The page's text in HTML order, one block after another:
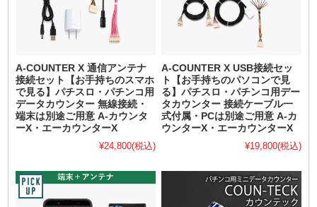
A-COUNTER X 通信アンテナ
接続セット【お手持ちのスマホ
で見る】パチスロ・パチンコ用
データカウンター 無線接続・
端末は別途ご用意 A-カウンタ
ーX・エーカウンターX
¥24,800(税込)
A-COUNTER X USB接続セッ
ト【お手持ちのパソコンで見
る】パチスロ・パチンコ用デー
タカウンター 接続ケーブル一
式付属・PCは別途ご用意 A-カ
ウンターX・エーカウンターX
¥19,800(税込)